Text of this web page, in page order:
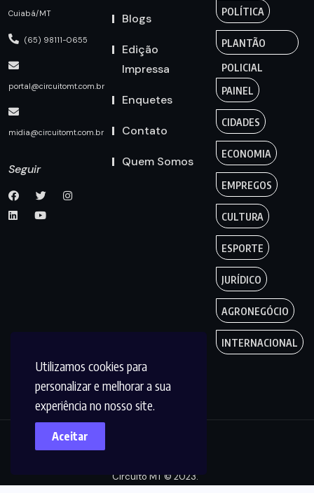
Utilizamos cookies para
personalizar e melhorar a sua
experiência no nosso site.
Aceitar
Cuiabá/MT
(65) 98111-0655
portal@circuitomt.com.br
midia@circuitomt.com.br
Seguir
Blogs
Edição
Impressa
Enquetes
Contato
Quem Somos
POLÍTICA
PLANTÃO
POLICIAL
PAINEL
CIDADES
ECONOMIA
EMPREGOS
CULTURA
ESPORTE
JURÍDICO
AGRONEGÓCIO
INTERNACIONAL
Circuito MT © 2023.